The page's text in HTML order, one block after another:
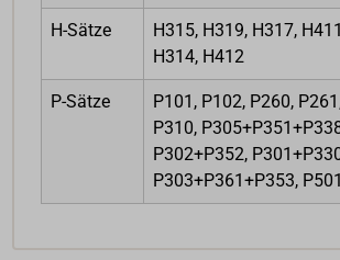
H-Sätze
H315, H319, H317,
H314, H412
P-Sätze
P101, P102, P260,
P310,
P302+P352,
P303+P361+P353, P501